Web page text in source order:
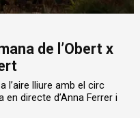
de l’Obert x
l’aire lliure amb el circ
directe d’Anna Ferrer i